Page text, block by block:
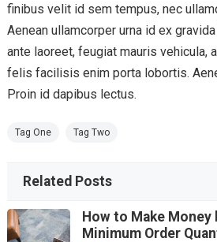
finibus velit id sem tempus, nec
Aenean ullamcorper urna id ex
ante laoreet, feugiat mauris vehicula,
felis facilisis enim porta lobortis.
Proin id dapibus lectus.
Tag One Tag Two
Related Posts
How to Make Money
Minimum Order